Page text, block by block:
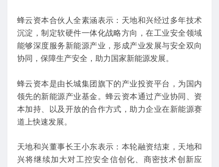
蜂云资本合伙人全素涵表示：天地和兴经过多年技术
沉淀，制定软硬件一体化战略方向，在工业安全领域
能够深度服务新能源产业，形成产业发展与安全双向
协同，保障生产安全，助力国家新能源发展。
蜂云资本是由长城集团旗下的产业投资平台，为国内
领先的新能源产业基金。蜂云资本通过产业协同、资
本加持、以及开放的合作方式，助力企业在新能源赛
道上快速发展。
天地和兴董事长王小东表示：本轮融资结束，天地和
兴将继续加大对工控安全信创化、商密技术创新应